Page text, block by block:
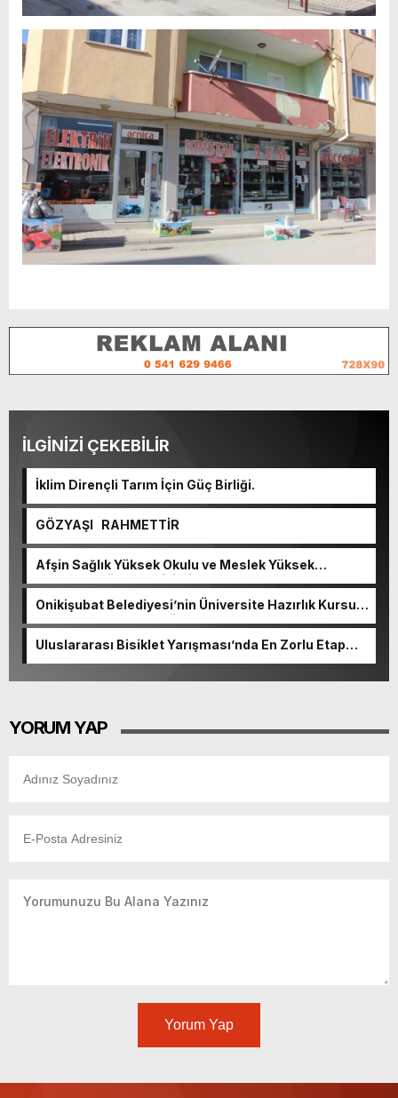
İLGİNİZİ ÇEKEBİLİR
İklim Dirençli Tarım İçin Güç Birliği.
GÖZYAŞI RAHMETTİR
Afşin Sağlık Yüksek Okulu ve Meslek Yüksek
Okulunda görev değişimi!
Onikişubat Belediyesi’nin Üniversite Hazırlık Kursu
başvurularında son gün 7 Ağustos.
Uluslararası Bisiklet Yarışması’nda En Zorlu Etap
YORUM YAP
Yorum Yap